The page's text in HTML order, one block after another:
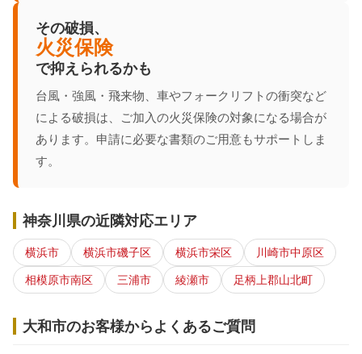
その破損、
火災保険
で抑えられるかも
台風・強風・飛来物、車やフォークリフトの衝突など
による破損は、ご加入の火災保険の対象になる場合が
あります。申請に必要な書類のご用意もサポートしま
す。
神奈川県の近隣対応エリア
横浜市 横浜市磯子区 横浜市栄区
川崎市中原区
相模原市南区
三浦市 綾瀬市 足柄上郡山北町
大和市のお客様からよくあるご質問